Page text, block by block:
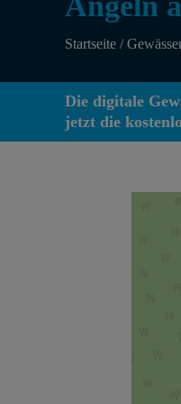
Startseite /
Die digitale
jetzt die